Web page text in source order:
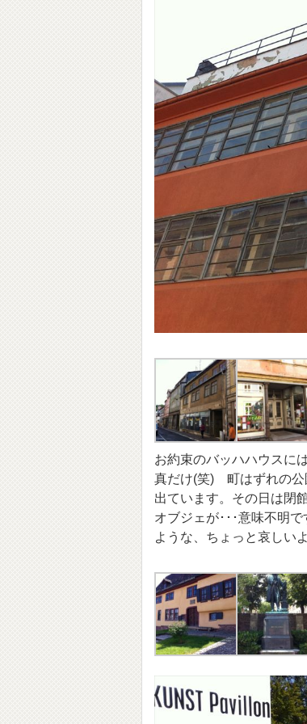
お約束のバッハハウスに
真だけ(笑) 町はずれの公
出ています。その日は閉
オブジェが･･･意味不明
ような、ちょっと哀しい